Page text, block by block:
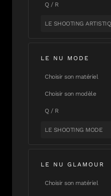
Q / R
LE SHOOTING
LE NU MODE
Choisir son matériel
Choisir son modèle
Q / R
LE SHOOTING MODE
LE NU GLAMOUR
Choisir son matériel